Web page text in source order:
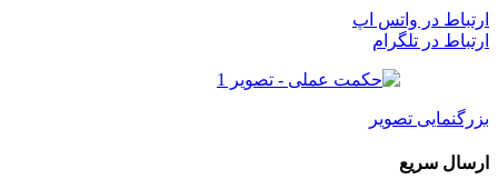
ارتباط در واتس اپ
ارتباط در تلگرام
بزرگنمایی تصویر
ارسال سریع